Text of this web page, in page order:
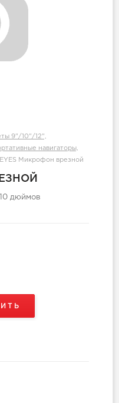
9"/10"/12",
навигаторы,
Микрофон врезной
дюймов